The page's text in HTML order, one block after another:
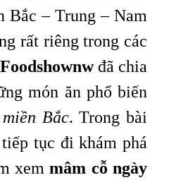
Bắc – Trung – Nam
rất riêng trong các
Foodshownwđã chia
món ăn phổ biến
Bắc. Trong bài
tục đi khám phá
xemmâm cỗ ngày